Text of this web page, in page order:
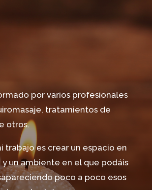
por varios profesionales
tratamientos de
otros.
trabajo es crear un espacio en
un ambiente en el que podáis
poco a poco esos